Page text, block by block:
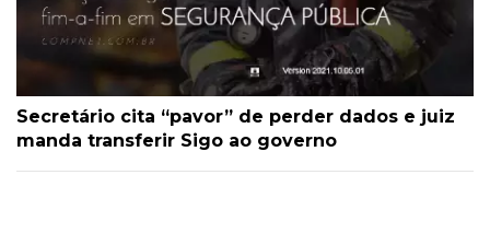
Secretário cita “pavor” de perder dados e juiz
manda transferir Sigo ao governo